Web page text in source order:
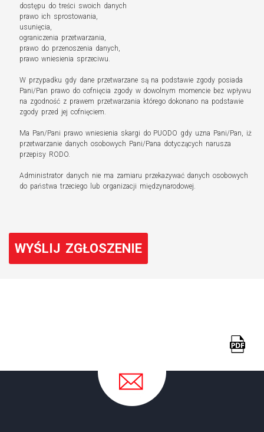
dostępu do treści swoich danych
prawo ich sprostowania,
usunięcia,
ograniczenia przetwarzania,
prawo do przenoszenia danych,
prawo wniesienia sprzeciwu.
W przypadku gdy dane przetwarzane są na podstawie zgody posiada
Pani/Pan prawo do cofnięcia zgody w dowolnym momencie bez wpływu
na zgodność z prawem przetwarzania którego dokonano na podstawie
zgody przed jej cofnięciem.
Ma Pan/Pani prawo wniesienia skargi do PUODO gdy uzna Pani/Pan, iż
przetwarzanie danych osobowych Pani/Pana dotyczących narusza
przepisy RODO.
Administrator danych nie ma zamiaru przekazywać danych osobowych
do państwa trzeciego lub organizacji międzynarodowej.
WYŚLIJ ZGŁOSZENIE